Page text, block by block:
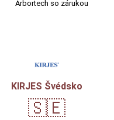
Arbortech so zárukou
KIRJES Švédsko
🇸🇪